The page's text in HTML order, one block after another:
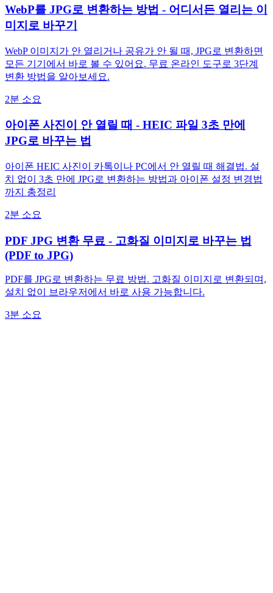
WebP를 JPG로 변환하는 방법 - 어디서든 열리는 이
미지로 바꾸기
WebP 이미지가 안 열리거나 공유가 안 될 때, JPG로 변환하면
모든 기기에서 바로 볼 수 있어요. 무료 온라인 도구로 3단계
변환 방법을 알아보세요.
2분 소요
아이폰 사진이 안 열릴 때 - HEIC 파일 3초 만에
JPG로 바꾸는 법
아이폰 HEIC 사진이 카톡이나 PC에서 안 열릴 때 해결법. 설
치 없이 3초 만에 JPG로 변환하는 방법과 아이폰 설정 변경법
까지 총정리
2분 소요
PDF JPG 변환 무료 - 고화질 이미지로 바꾸는 법
(PDF to JPG)
PDF를 JPG로 변환하는 무료 방법. 고화질 이미지로 변환되며,
설치 없이 브라우저에서 바로 사용 가능합니다.
3분 소요